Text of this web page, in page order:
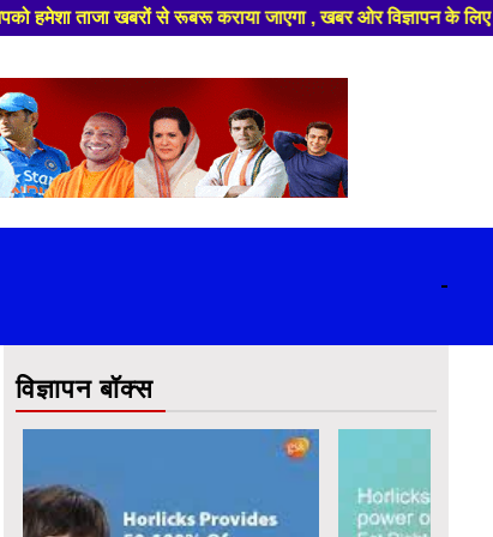
जाएगा , खबर ओर विज्ञापन के लिए संपर्क करे +91
-
विज्ञापन बॉक्स